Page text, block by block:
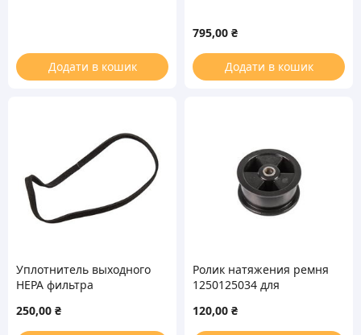
Додати в кошик
795,00 ₴
Додати в кошик
Уплотнитель выходного
HEPA фильтра
пылесоса Electrolux
250,00 ₴
Ролик натяжения ремня
1250125034 для
Electrolux
120,00 ₴